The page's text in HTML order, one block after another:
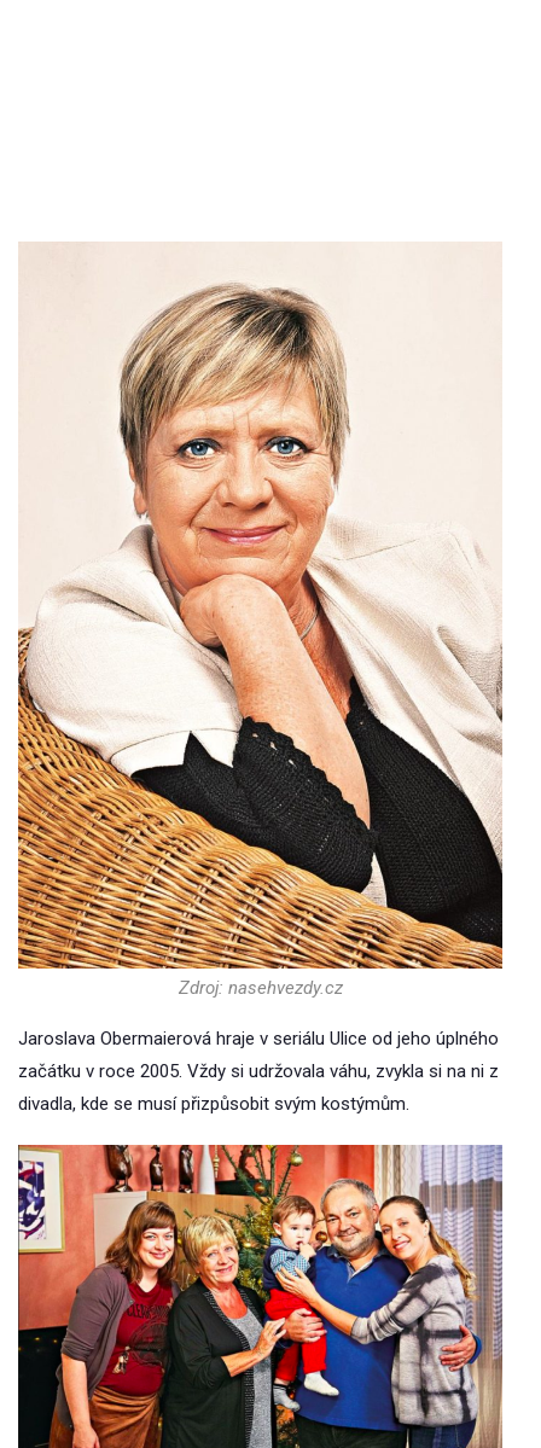
Zdroj: nasehvezdy.cz
Jaroslava Obermaierová hraje v seriálu Ulice od jeho úplného
začátku v roce 2005. Vždy si udržovala váhu, zvykla si na ni z
divadla, kde se musí přizpůsobit svým kostýmům.